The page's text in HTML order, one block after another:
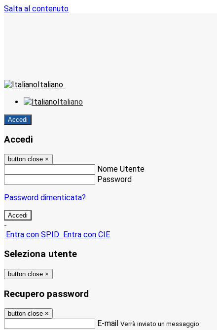
Salta al contenuto
Italiano
Italiano
Accedi
Accedi
button close ×
Nome Utente
Password
Password dimenticata?
-
Entra con SPID Entra con CIE
Seleziona utente
button close ×
Recupero password
button close ×
E-mail Verrà inviato un messaggio